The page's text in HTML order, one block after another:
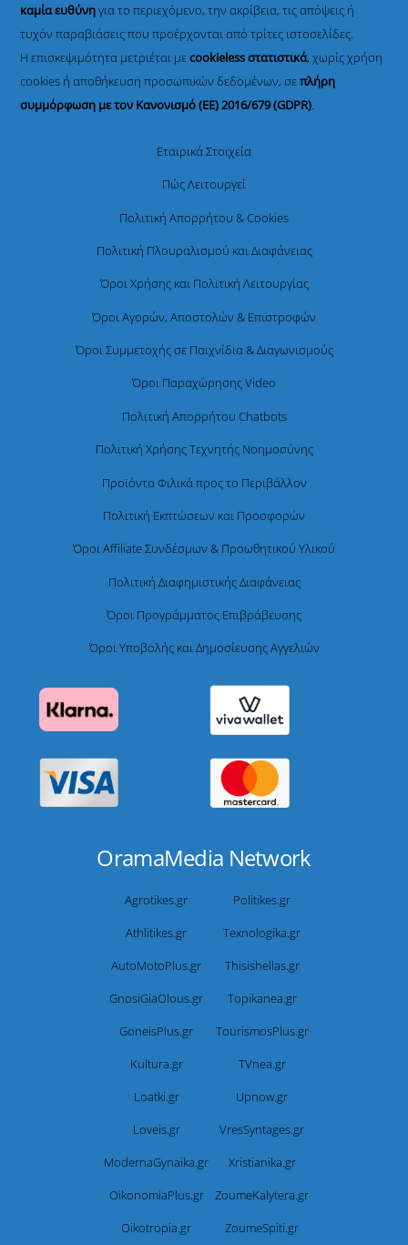
καμία ευθύνηγια το περιεχόμενο, την ακρίβεια, τις απόψεις ή
τυχόν παραβιάσεις που προέρχονται από τρίτες ιστοσελίδες.
Η επισκεψιμότητα μετριέται μεcookieless στατιστικά, χωρίς χρήση
cookies ή αποθήκευση προσωπικών δεδομένων, σεπλήρη
συμμόρφωση με τον Κανονισμό (ΕΕ) 2016/679 (GDPR).
Εταιρικά Στοιχεία
Πώς Λειτουργεί
Πολιτική Απορρήτου & Cookies
Πολιτική Πλουραλισμού και Διαφάνειας
Όροι Χρήσης και Πολιτική Λειτουργίας
Όροι Αγορών, Αποστολών & Επιστροφών
Όροι Συμμετοχής σε Παιχνίδια & Διαγωνισμούς
Όροι Παραχώρησης Video
Πολιτική Απορρήτου Chatbots
Πολιτική Χρήσης Τεχνητής Νοημοσύνης
Προϊόντα Φιλικά προς το Περιβάλλον
Πολιτική Εκπτώσεων και Προσφορών
Όροι Affiliate Συνδέσμων & Προωθητικού Υλικού
Πολιτική Διαφημιστικής Διαφάνειας
Όροι Προγράμματος Επιβράβευσης
Όροι Υποβολής και Δημοσίευσης Αγγελιών
OramaMedia Network
Agrotikes.gr
Politikes.gr
Athlitikes.gr
Texnologika.gr
AutoMotoPlus.gr
Thisishellas.gr
GnosiGiaOlous.gr
Topikanea.gr
GoneisPlus.gr
TourismosPlus.gr
Kultura.gr
TVnea.gr
Loatki.gr
Upnow.gr
Loveis.gr
VresSyntages.gr
ModernaGynaika.gr
Xristianika.gr
OikonomiaPlus.gr
ZoumeKalytera.gr
Oikotropia.gr
ZoumeSpiti.gr